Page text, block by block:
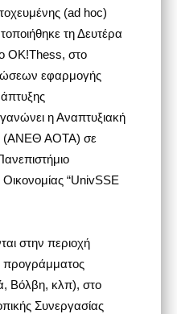
(ad hoc)
τη Δευτέρα
OK!Thess, στο
εφαρμογής
η Αναπτυξιακή
(ΑΝΕΘ ΑΟΤΑ) σε
“UnivSSE
στην περιοχή
προγράμματος
Βόλβη, κλπ), στο
Συνεργασίας